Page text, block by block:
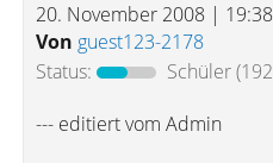
20. November 2008 | 19:38
Von guest123-2178
Status:
Schüler
--- editiert vom Admin